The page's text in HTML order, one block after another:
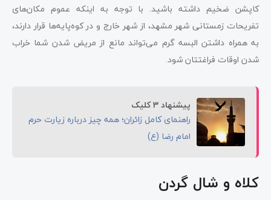
کاپشن ضخیم داشته باشید. با توجه به اینکه عموم مکان‌های
تفریحات زمستانی شهر مشهد، از شهر خارج و در کوه‌پایه‌ها قرار دارند،
به همراه داشتن البسه گرم می‌تواند مانع از مریض شدن شما خراب
شدن اوقات فراغتتان شود.
پیشنهاد 3 کلیک
راهنمای کامل زائران؛ همه چیز درباره زیارت حرم
امام رضا (ع)
کلاه و شال گردن